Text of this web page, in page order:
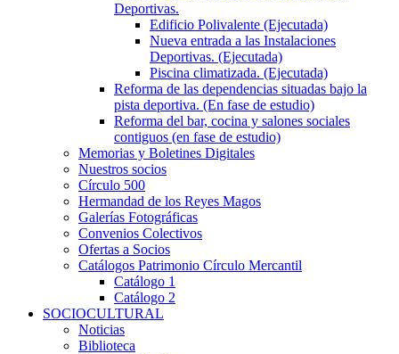
Deportivas.
Edificio Polivalente (Ejecutada)
Nueva entrada a las Instalaciones
Deportivas. (Ejecutada)
Piscina climatizada. (Ejecutada)
Reforma de las dependencias situadas bajo la
pista deportiva. (En fase de estudio)
Reforma del bar, cocina y salones sociales
contiguos (en fase de estudio)
Memorias y Boletines Digitales
Nuestros socios
Círculo 500
Hermandad de los Reyes Magos
Galerías Fotográficas
Convenios Colectivos
Ofertas a Socios
Catálogos Patrimonio Círculo Mercantil
Catálogo 1
Catálogo 2
SOCIOCULTURAL
Noticias
Biblioteca